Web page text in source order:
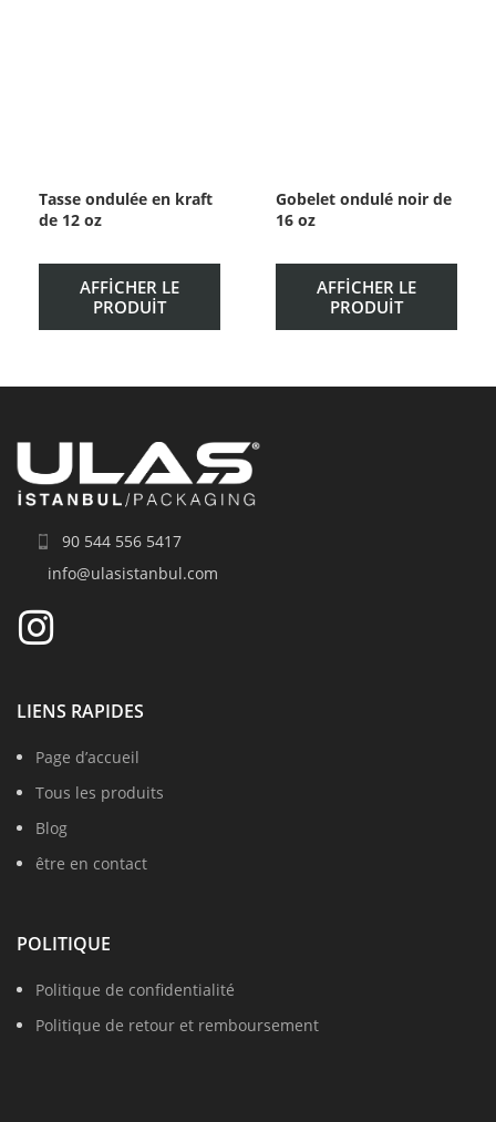
Tasse ondulée en kraft
de 12 oz
AFFICHER LE
PRODUIT
Gobelet ondulé noir de
16 oz
AFFICHER LE
PRODUIT
90 544 556 5417
info@ulasistanbul.com
LIENS RAPIDES
Page d’accueil
Tous les produits
Blog
être en contact
POLITIQUE
Politique de confidentialité
Politique de retour et remboursement